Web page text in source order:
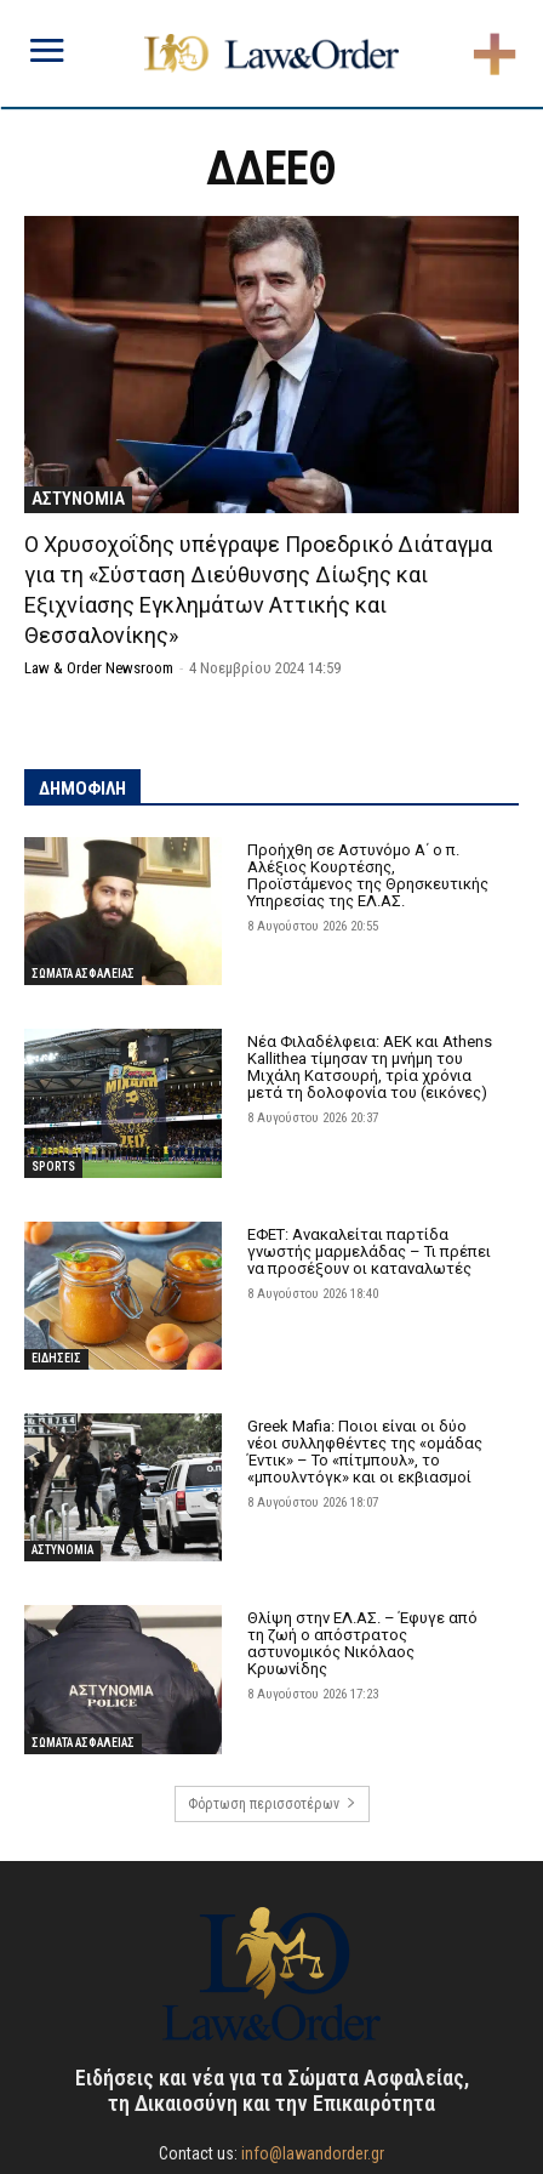
ΔΔΕΕΘ
ΑΣΤΥΝΟΜΙΑ
O Χρυσοχοΐδης υπέγραψε Προεδρικό Διάταγμα
για τη «Σύσταση Διεύθυνσης Δίωξης και
Εξιχνίασης Εγκλημάτων Αττικής και
Θεσσαλονίκης»
Law & Order Newsroom - 4 Νοεμβρίου 2024 14:59
ΔΗΜΟΦΙΛΗ
ΣΩΜΑΤΑ ΑΣΦΑΛΕΙΑΣ
Προήχθη σε Αστυνόμο Α΄ ο π.
Αλέξιος Κουρτέσης,
Προϊστάμενος της Θρησκευτικής
Υπηρεσίας της ΕΛ.ΑΣ.
8 Αυγούστου 2026 20:55
SPORTS
Νέα Φιλαδέλφεια: ΑΕΚ και Athens
Kallithea τίμησαν τη μνήμη του
Μιχάλη Κατσουρή, τρία χρόνια
μετά τη δολοφονία του (εικόνες)
8 Αυγούστου 2026 20:37
ΕΙΔΗΣΕΙΣ
ΕΦΕΤ: Ανακαλείται παρτίδα
γνωστής μαρμελάδας – Τι πρέπει
να προσέξουν οι καταναλωτές
8 Αυγούστου 2026 18:40
ΑΣΤΥΝΟΜΙΑ
Greek Mafia: Ποιοι είναι οι δύο
νέοι συλληφθέντες της «ομάδας
Έντικ» – Το «πίτμπουλ», το
«μπουλντόγκ» και οι εκβιασμοί
8 Αυγούστου 2026 18:07
ΣΩΜΑΤΑ ΑΣΦΑΛΕΙΑΣ
Θλίψη στην ΕΛ.ΑΣ. – Έφυγε από
τη ζωή ο απόστρατος
αστυνομικός Νικόλαος
Κρυωνίδης
8 Αυγούστου 2026 17:23
Φόρτωση περισσοτέρων
Ειδήσεις και νέα για τα Σώματα Ασφαλείας,
τη Δικαιοσύνη και την Επικαιρότητα
Contact us: info@lawandorder.gr